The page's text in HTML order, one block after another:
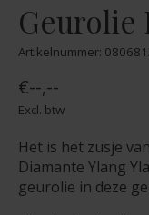
Geurolie
Artikelnummer:
€--,--
Excl. btw
Het is het zusje
Diamante Ylang
geurolie in deze